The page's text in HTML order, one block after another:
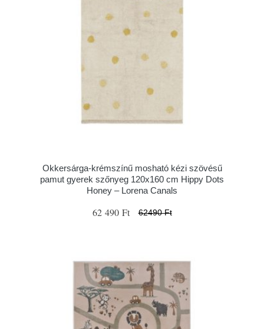
Okkersárga-krémszínű mosható kézi szövésű
pamut gyerek szőnyeg 120x160 cm Hippy Dots
Honey – Lorena Canals
62 490 Ft 62490 Ft